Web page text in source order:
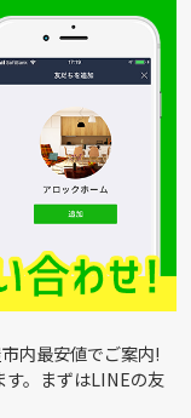
内最安値でご案内!
。まずはLINEの友